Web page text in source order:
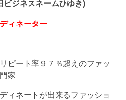
ビジネスネームひゆき)
ィネーター
ピート率９７％超えのファッ
家
ィネートが出来るファッショ